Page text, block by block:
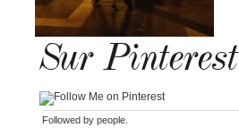
Sur Pinterest
Followed by people.